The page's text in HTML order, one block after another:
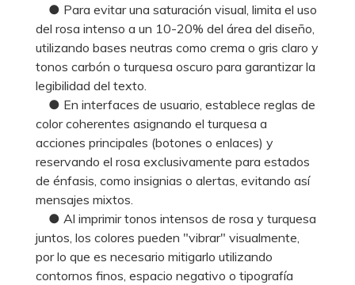
● Para evitar una saturación visual, limita el uso
del rosa intenso a un 10-20% del área del diseño,
utilizando bases neutras como crema o gris claro y
tonos carbón o turquesa oscuro para garantizar la
legibilidad del texto.
● En interfaces de usuario, establece reglas de
color coherentes asignando el turquesa a
acciones principales (botones o enlaces) y
reservando el rosa exclusivamente para estados
de énfasis, como insignias o alertas, evitando así
mensajes mixtos.
● Al imprimir tonos intensos de rosa y turquesa
juntos, los colores pueden "vibrar" visualmente,
por lo que es necesario mitigarlo utilizando
contornos finos, espacio negativo o tipografía